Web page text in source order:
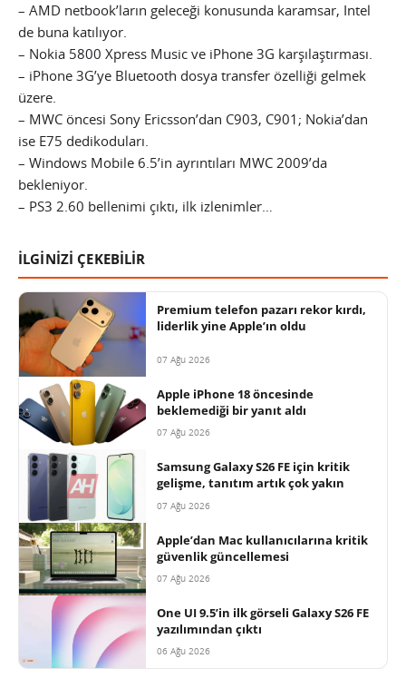
– AMD netbook’ların geleceği konusunda karamsar, Intel
de buna katılıyor.
– Nokia 5800 Xpress Music ve iPhone 3G karşılaştırması.
– iPhone 3G’ye Bluetooth dosya transfer özelliği gelmek
üzere.
– MWC öncesi Sony Ericsson’dan C903, C901; Nokia’dan
ise E75 dedikoduları.
– Windows Mobile 6.5’in ayrıntıları MWC 2009’da
bekleniyor.
– PS3 2.60 bellenimi çıktı, ilk izlenimler…
İLGİNİZİ ÇEKEBİLİR
Premium telefon pazarı rekor kırdı,
liderlik yine Apple’ın oldu
07 Ağu 2026
Apple iPhone 18 öncesinde
beklemediği bir yanıt aldı
07 Ağu 2026
Samsung Galaxy S26 FE için kritik
gelişme, tanıtım artık çok yakın
07 Ağu 2026
Apple’dan Mac kullanıcılarına kritik
güvenlik güncellemesi
07 Ağu 2026
One UI 9.5’in ilk görseli Galaxy S26 FE
yazılımından çıktı
06 Ağu 2026